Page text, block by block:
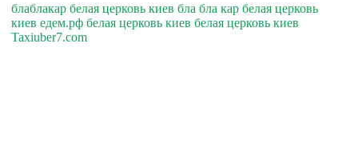
блаблакар белая церковь киев бла бла кар белая церковь
киев едем.рф белая церковь киев белая церковь киев
Taxiuber7.com